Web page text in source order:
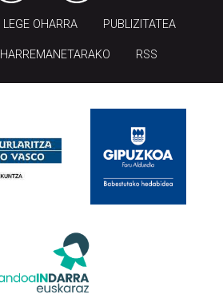
LEGE OHARRA PUBLIZITATEA
HARREMANETARAKO RSS